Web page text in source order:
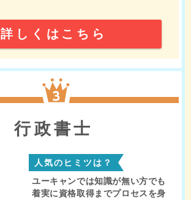
詳しくはこちら
行政書士
人気のヒミツは？
ユーキャンでは知識が無い方でも
着実に資格取得までプロセスを身